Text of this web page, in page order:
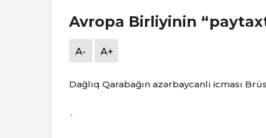
Avropa Birliyinin
A- A+
Dağlıq Qarabağın azərbaycanlı icması